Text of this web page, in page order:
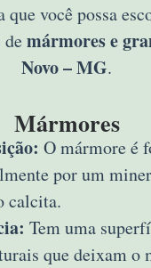
que você possa
mármores e
Novo – MG.
Mármores
O mármore é
por um
calcita.
Tem uma
que deixam o